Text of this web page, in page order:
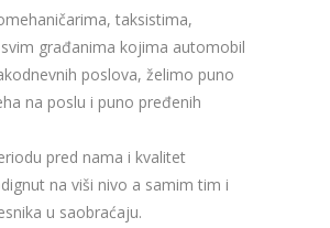
taksistima,
građanima kojima automobil
poslova, želimo puno
na poslu i puno pređenih
pred nama i kvalitet
na viši nivo a samim tim i
u saobraćaju.